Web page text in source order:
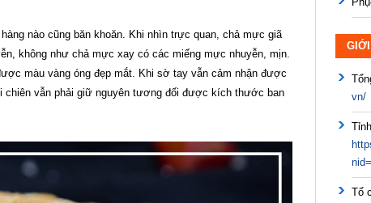
nào cũng băn khoăn. Khi nhìn trực quan, chả mực giã
không như chả mực xay có các miếng mực nhuyễn, mịn.
màu vàng óng đẹp mắt. Khi sờ tay vẫn cảm nhận được
vẫn phải giữ nguyên tương đối được kích thước ban
vn/
Tổ